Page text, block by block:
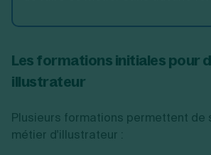
Les formations initiales pour
illustrateur
Plusieurs formations permettent de
métier d'illustrateur :